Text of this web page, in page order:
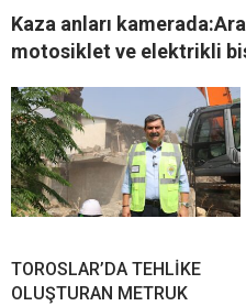
Kaza anları
motosiklet ve elektrikli
TOROSLAR’DA TEHLİKE
OLUŞTURAN METRUK